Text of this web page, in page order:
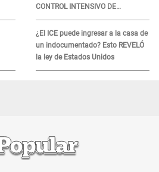
CONTROL INTENSIVO DE
SEGURIDAD: Estas serán las
HORAS CRÍTICAS
¿El ICE puede ingresar a la casa de
un indocumentado? Esto REVELÓ
la ley de Estados Unidos